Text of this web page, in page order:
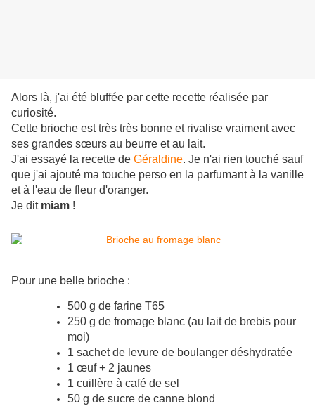
Alors là, j'ai été bluffée par cette recette réalisée par
curiosité.
Cette brioche est très très bonne et rivalise vraiment avec
ses grandes sœurs au beurre et au lait.
J'ai essayé la recette de Géraldine. Je n'ai rien touché sauf
que j'ai ajouté ma touche perso en la parfumant à la vanille
et à l'eau de fleur d'oranger.
Je dit miam !
Pour une belle brioche :
500 g de farine T65
250 g de fromage blanc (au lait de brebis pour
moi)
1 sachet de levure de boulanger déshydratée
1 œuf + 2 jaunes
1 cuillère à café de sel
50 g de sucre de canne blond